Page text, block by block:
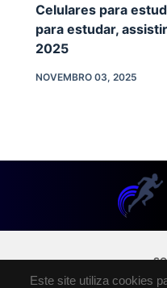
Este site utiliza cookies
Celulares para
para estudar,
2025
NOVEMBRO 03, 2025
POLÍTICA